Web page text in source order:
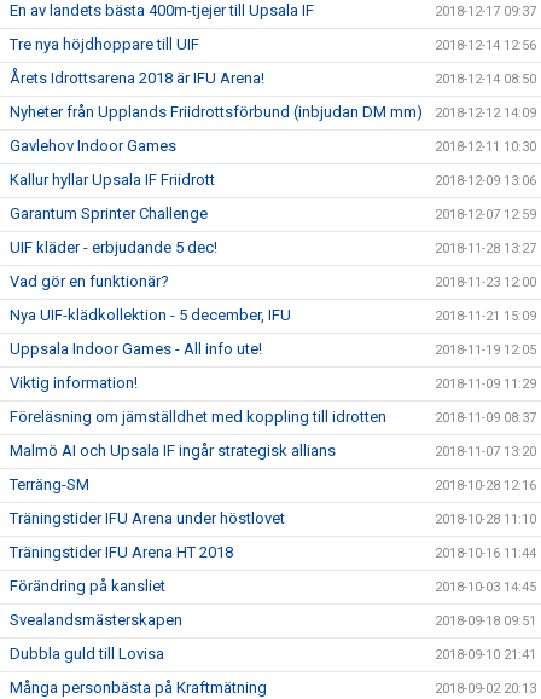
En av landets bästa 400m-tjejer till Upsala IF 2018-12-17 09:37
Tre nya höjdhoppare till UIF 2018-12-14 12:56
Årets Idrottsarena 2018 är IFU Arena! 2018-12-14 08:50
Nyheter från Upplands Friidrottsförbund (inbjudan DM mm) 2018-12-12 14:09
Gavlehov Indoor Games 2018-12-11 10:30
Kallur hyllar Upsala IF Friidrott 2018-12-09 13:06
Garantum Sprinter Challenge 2018-12-07 12:59
UIF kläder - erbjudande 5 dec! 2018-11-28 13:27
Vad gör en funktionär? 2018-11-23 12:00
Nya UIF-klädkollektion - 5 december, IFU 2018-11-21 15:09
Uppsala Indoor Games - All info ute! 2018-11-19 12:05
Viktig information! 2018-11-09 11:29
Föreläsning om jämställdhet med koppling till idrotten 2018-11-09 08:37
Malmö AI och Upsala IF ingår strategisk allians 2018-11-07 13:20
Terräng-SM 2018-10-28 12:16
Träningstider IFU Arena under höstlovet 2018-10-28 11:10
Träningstider IFU Arena HT 2018 2018-10-16 11:44
Förändring på kansliet 2018-10-03 14:45
Svealandsmästerskapen 2018-09-18 09:51
Dubbla guld till Lovisa 2018-09-10 21:41
Många personbästa på Kraftmätning 2018-09-02 20:13